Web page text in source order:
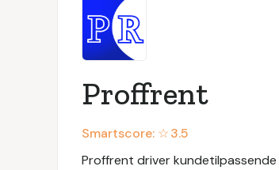
Proffrent
Smartscore: ☆3.5
Proffrent driver